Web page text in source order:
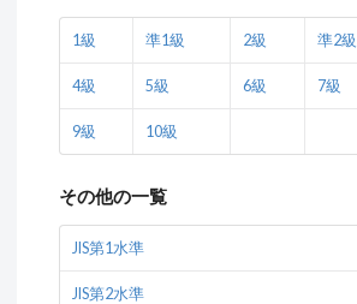
1級 準1級 2級 準2級
4級 5級 6級 7級
9級 10級
その他の一覧
JIS第1水準
JIS第2水準